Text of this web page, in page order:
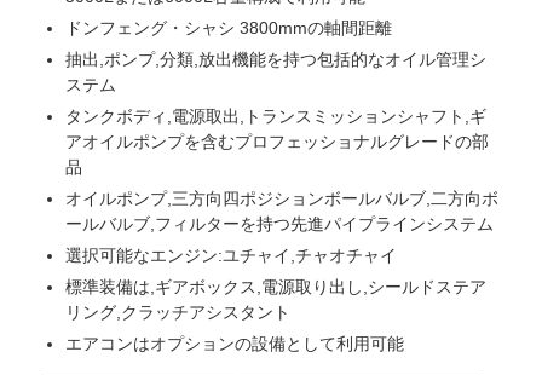
燃料油タンカー
isoタンク容器
衛生用清掃用トラック
冷蔵ボックストラック
ドンフェング・シャシ 3800mmの軸間距離
抽出,ポンプ,分類,放出機能を持つ包括的なオイル管理シ
ステム
タンクボディ,電源取出,トランスミッションシャフト,ギ
アオイルポンプを含むプロフェッショナルグレードの部
品
オイルポンプ,三方向四ポジションボールバルブ,二方向ボ
ールバルブ,フィルターを持つ先進パイプラインシステム
選択可能なエンジン:ユチャイ,チャオチャイ
標準装備は,ギアボックス,電源取り出し,シールドステア
リング,クラッチアシスタント
エアコンはオプションの設備として利用可能